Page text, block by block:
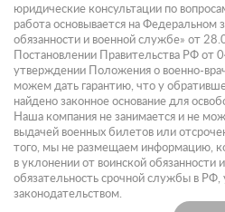
юридические консультации по
работа основывается на Федеральном
обязанности и военной службе» от
Постановлении Правительства РФ
утверждении Положения о военно-
можем дать гарантию, что у
найдено законное основание для
Наша компания не занимается и не
выдачей военных билетов или
того, мы не размещаем информацию,
в уклонении от воинской обязанности
обязательность срочной службы в РФ,
законодательством.